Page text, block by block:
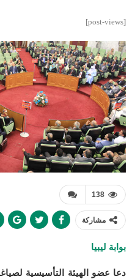
[post-views]
138
مشاركة
بوابة ليبيا
دعا عضو الهيئة التأسيسية